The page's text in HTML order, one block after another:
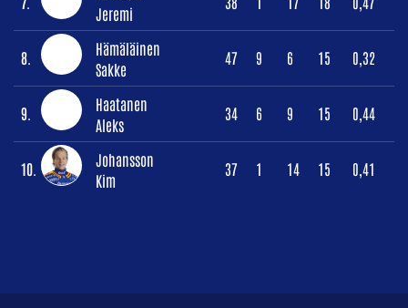
Jeremi
8.
Hämäläinen
Sakke
47 9 6 15 0,32
9.
Haatanen
Aleks
34 6 9 15 0,44
10.
Johansson
Kim
37 1 14 15 0,41